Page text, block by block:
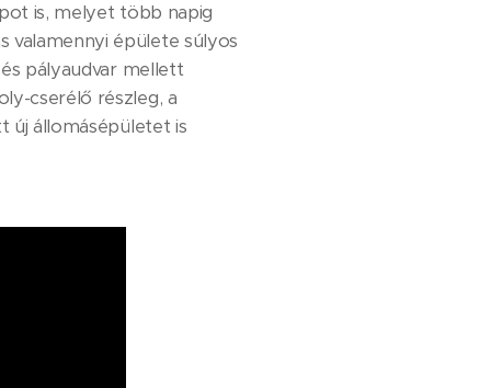
is, melyet több napig
valamennyi épülete súlyos
pályaudvar mellett
cserélő részleg, a
új állomásépületet is